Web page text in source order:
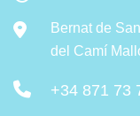
Bernat de
del Camí
+34 871 73